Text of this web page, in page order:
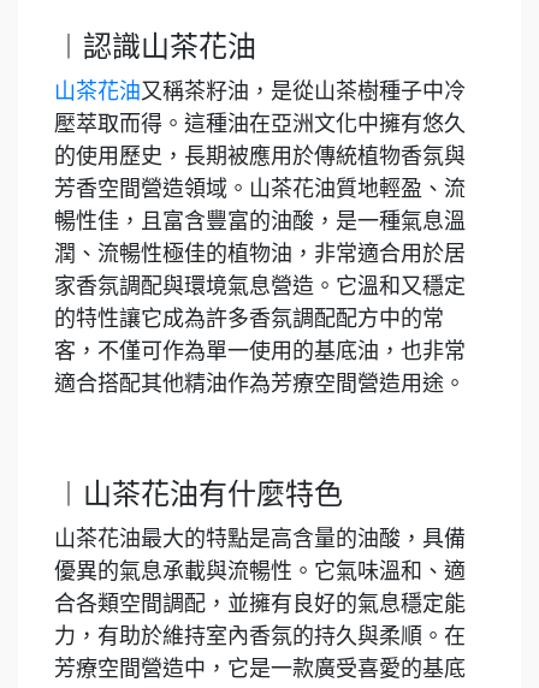
︱認識山茶花油
山茶花油又稱茶籽油，是從山茶樹種子中冷
壓萃取而得。這種油在亞洲文化中擁有悠久
的使用歷史，長期被應用於傳統植物香氛與
芳香空間營造領域。山茶花油質地輕盈、流
暢性佳，且富含豐富的油酸，是一種氣息溫
潤、流暢性極佳的植物油，非常適合用於居
家香氛調配與環境氣息營造。它溫和又穩定
的特性讓它成為許多香氛調配配方中的常
客，不僅可作為單一使用的基底油，也非常
適合搭配其他精油作為芳療空間營造用途。
︱山茶花油有什麼特色
山茶花油最大的特點是高含量的油酸，具備
優異的氣息承載與流暢性。它氣味溫和、適
合各類空間調配，並擁有良好的氣息穩定能
力，有助於維持室內香氛的持久與柔順。在
芳療空間營造中，它是一款廣受喜愛的基底